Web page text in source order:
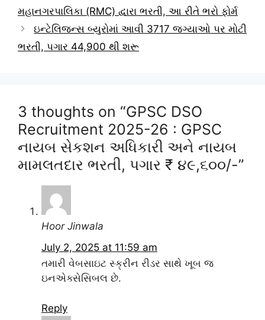
મહાનગરપાલિકા (RMC) દ્વારા ભરતી, આ રીતે ભરો ફોર્મ
ઇન્ટેલિજન્સ બ્યુરોમાં આવી 3717 જગ્યાઓ પર મોટી
ભરતી, પગાર 44,900 થી શરૂ
3 thoughts on “GPSC DSO
Recruitment 2025-26 : GPSC
નાયબ સેકશન અધિકારી અને નાયબ
મામલતદાર ભરતી, પગાર ₹ ૪૯,૬૦૦/-”
Hoor Jinwala
July 2, 2025 at 11:59 am
તમારી વેબસાઇટ સ્ક્રીન રીડર સાથે ખૂબ જ
ઇનએક્સેસિબલ છે.
Reply